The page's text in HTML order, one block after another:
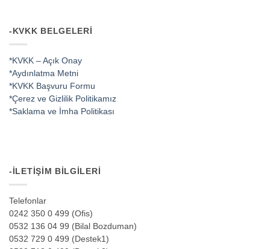
-KVKK BELGELERI
*KVKK – Açık Onay
*Aydınlatma Metni
*KVKK Başvuru Formu
*Çerez ve Gizlilik Politikamız
*Saklama ve İmha Politikası
-İLETIŞIM BILGILERI
Telefonlar
0242 350 0 499 (Ofis)
0532 136 04 99 (Bilal Bozduman)
0532 729 0 499 (Destek1)